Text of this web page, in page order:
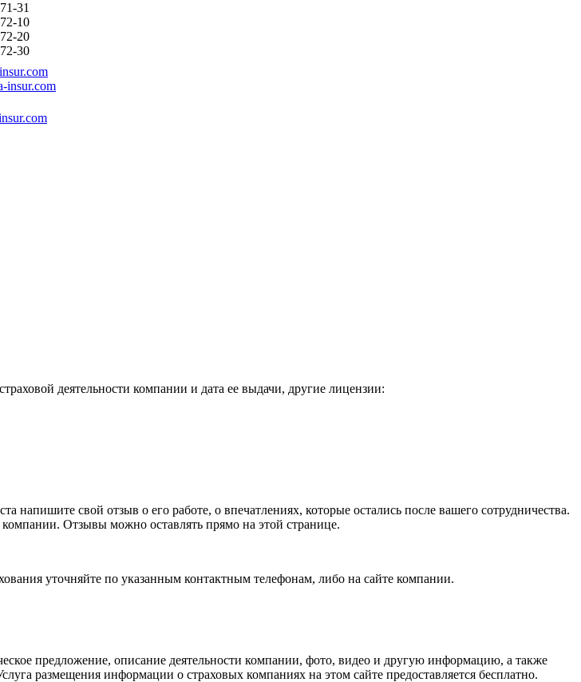
31
10
20
30
insur.com
деятельности компании и дата ее выдачи, другие лицензии:
напишите свой отзыв о его работе, о впечатлениях, которые остались после вашего сотрудничества.
Отзывы можно оставлять прямо на этой странице.
уточняйте по указанным контактным телефонам, либо на сайте компании.
предложение, описание деятельности компании, фото, видео и другую информацию, а также
размещения информации о страховых компаниях на этом сайте предоставляется бесплатно.